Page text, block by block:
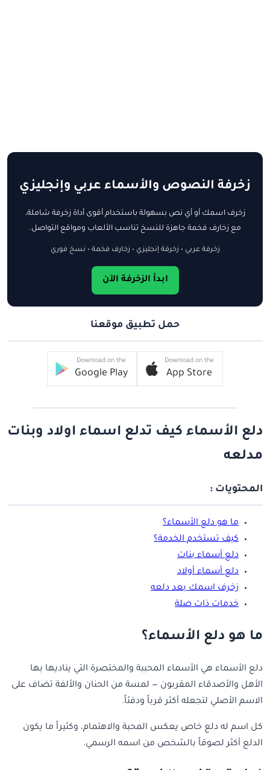
زخرفة النصوص والأسماء عربي وإنجليزي
زخرف اسمك أو أي نص بسهولة باستخدام أقوى أداة زخرفة شاملة،
مع زخارف فخمة جاهزة للنسخ تناسب الألعاب ومواقع التواصل.
زخرفة عربي • زخرفة إنجليزي • زخارف فخمة • نسخ فوري
ابدأ الزخرفة الآن
حمل تطبيق موقعنا
Download on the
App Store
Download on the
Google Play
دلع الأسماء كيف تدلع اسماء اولاد وبنات
مدلعه
المحتويات :
ما هو دلع الأسماء؟
كيف تستخدم الخدمة؟
دلع أسماء بنات
دلع أسماء أولاد
زخرف اسمك بعد دلعه
خدمات ذات صلة
ما هو دلع الأسماء؟
دلع الأسماء هي الأسماء المحببة والمختصرة التي يناديها بها
الأهل والأصدقاء المقربون — لمسة من الحنان والألفة تضاف على
الاسم الأصلي لتجعله أكثر قرباً ودفئاً.
كل اسم له دلع خاص يعكس المحبة والاهتمام، وكثيراً ما يكون
الدلع أكثر لصوقاً بالشخص من اسمه الرسمي.